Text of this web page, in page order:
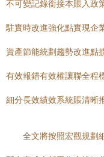
不可變記錄銜接本賬入政
駐實時改進強化點實現企
資產節能統劃趨勢改進點
有效報錯有效權讓聯全程
細分長效績效系統賬清晰
全文將按照宏觀規劃